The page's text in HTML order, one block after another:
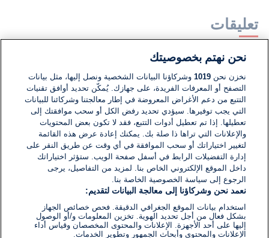
تعليقات
لا توجد تعليقات مكتوبة حتى الآن. كن الأول!
اكتب تعليقًا جديدًا ...
نحن نهتم بخصوصيتك
نخزن نحن1019 وشركاؤنا البيانات الشخصية ونصل إليها، مثل بيانات
التصفح أو المعرفات الفريدة، على جهازك. يُمكّن تحديد أوافق تقنيات
التتبع من دعم الأغراض المعروضة في إطار معالجتنا وشركائنا للبيانات
التي يجب توفيرها. سيؤدي تحديد رفض الكل أو سحب موافقتك إلى
تعطيلها. إذا تم تعطيل أدوات التتبع، فقد لا تكون بعض المحتويات
والإعلانات التي تراها ذا صلة بك. يمكنك إعادة عرض هذه القائمة
لتغيير اختياراتك أو سحب الموافقة في أي وقت عن طريق النقر على
إدارة التفضيلات الرابط في أسفل صفحة الويب. ستؤثر اختياراتك
داخل الموقع الإلكتروني الخاص بنا. لمزيد من التفاصيل، يرجى
الرجوع إلى سياسة الخصوصية الخاصة بنا.
نعمد نحن وشركاؤنا إلى معالجة البيانات لتقديم:
استخدام بيانات الموقع الجغرافي الدقيقة. فحص خصائص الجهاز
بشكل فعال من أجل تحديد الهوية. تخزين المعلومات و/أو الوصول
إليها على أحد الأجهزة. الإعلانات والمحتوى المخصصان وقياس أداء
الإعلانات والمحتوى وأبحاث الجمهور وتطوير الخدمات.